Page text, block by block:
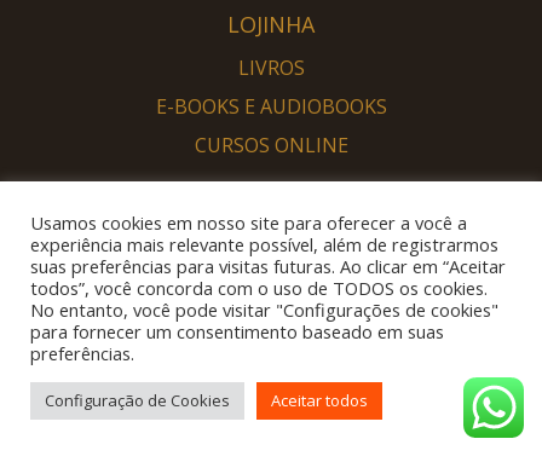
LOJINHA
LIVROS
E-BOOKS E AUDIOBOOKS
CURSOS ONLINE
SOU DESPERTO
QUERO DESPERTAR
Usamos cookies em nosso site para oferecer a você a
experiência mais relevante possível, além de registrarmos
suas preferências para visitas futuras. Ao clicar em “Aceitar
todos”, você concorda com o uso de TODOS os cookies.
No entanto, você pode visitar "Configurações de cookies"
para fornecer um consentimento baseado em suas
preferências.
Configuração de Cookies Aceitar todos